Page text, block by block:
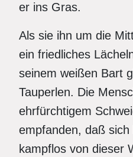
er ins Gras.
Als sie ihn um die
ein friedliches
seinem weißen Bart
Tauperlen. Die
ehrfürchtigem
empfanden, daß sich
kampflos von dieser